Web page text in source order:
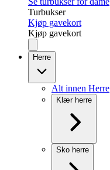
Turbukser
Kjøp gavekort
Kjøp gavekort
Herre
Alt innen Herre
Klær herre
Sko herre